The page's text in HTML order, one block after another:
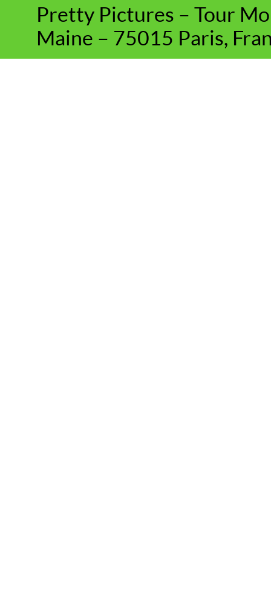
Pretty Pictures – Tour
Maine – 75015 Paris,